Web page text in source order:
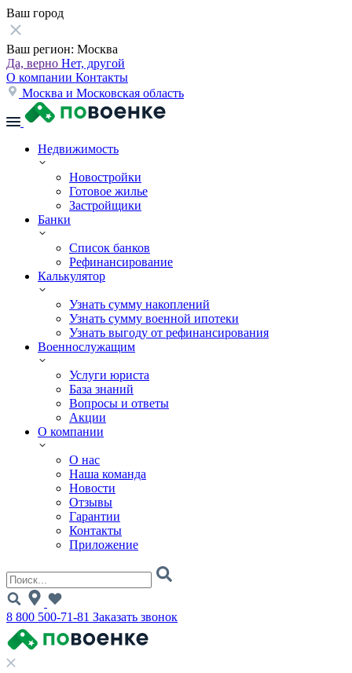
Ваш город
Ваш регион: Москва
Да, верно Нет, другой
О компании Контакты
Москва и Московская область
Недвижимость
Новостройки
Готовое жилье
Застройщики
Банки
Список банков
Рефинансирование
Калькулятор
Узнать сумму накоплений
Узнать сумму военной ипотеки
Узнать выгоду от рефинансирования
Военнослужащим
Услуги юриста
База знаний
Вопросы и ответы
Акции
О компании
О нас
Наша команда
Новости
Отзывы
Гарантии
Контакты
Приложение
8 800 500-71-81 Заказать звонок